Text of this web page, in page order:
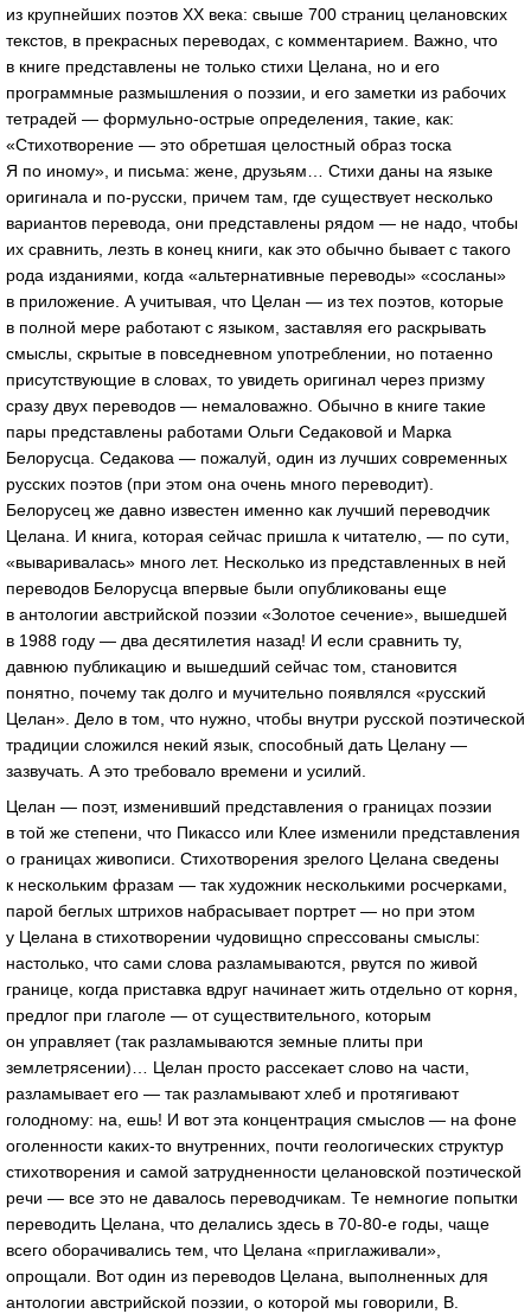
из крупнейших поэтов ХХ века: свыше 700 страниц целановских
текстов, в прекрасных переводах, с комментарием. Важно, что
в книге представлены не только стихи Целана, но и его
программные размышления о поэзии, и его заметки из рабочих
тетрадей — формульно-острые определения, такие, как:
«Стихотворение — это обретшая целостный образ тоска
Я по иному», и письма: жене, друзьям… Стихи даны на языке
оригинала и по-русски, причем там, где существует несколько
вариантов перевода, они представлены рядом — не надо, чтобы
их сравнить, лезть в конец книги, как это обычно бывает с такого
рода изданиями, когда «альтернативные переводы» «сосланы»
в приложение. А учитывая, что Целан — из тех поэтов, которые
в полной мере работают с языком, заставляя его раскрывать
смыслы, скрытые в повседневном употреблении, но потаенно
присутствующие в словах, то увидеть оригинал через призму
сразу двух переводов — немаловажно. Обычно в книге такие
пары представлены работами Ольги Седаковой и Марка
Белорусца. Седакова — пожалуй, один из лучших современных
русских поэтов (при этом она очень много переводит).
Белорусец же давно известен именно как лучший переводчик
Целана. И книга, которая сейчас пришла к читателю, — по сути,
«вываривалась» много лет. Несколько из представленных в ней
переводов Белорусца впервые были опубликованы еще
в антологии австрийской поэзии «Золотое сечение», вышедшей
в 1988 году — два десятилетия назад! И если сравнить ту,
давнюю публикацию и вышедший сейчас том, становится
понятно, почему так долго и мучительно появлялся «русский
Целан». Дело в том, что нужно, чтобы внутри русской поэтической
традиции сложился некий язык, способный дать Целану —
зазвучать. А это требовало времени и усилий.
Целан — поэт, изменивший представления о границах поэзии
в той же степени, что Пикассо или Клее изменили представления
о границах живописи. Стихотворения зрелого Целана сведены
к нескольким фразам — так художник несколькими росчерками,
парой беглых штрихов набрасывает портрет — но при этом
у Целана в стихотворении чудовищно спрессованы смыслы:
настолько, что сами слова разламываются, рвутся по живой
границе, когда приставка вдруг начинает жить отдельно от корня,
предлог при глаголе — от существительного, которым
он управляет (так разламываются земные плиты при
землетрясении)… Целан просто рассекает слово на части,
разламывает его — так разламывают хлеб и протягивают
голодному: на, ешь! И вот эта концентрация смыслов — на фоне
оголенности каких-то внутренних, почти геологических структур
стихотворения и самой затрудненности целановской поэтической
речи — все это не давалось переводчикам. Те немногие попытки
переводить Целана, что делались здесь в 70-80-е годы, чаще
всего оборачивались тем, что Целана «приглаживали»,
опрощали. Вот один из переводов Целана, выполненных для
антологии австрийской поэзии, о которой мы говорили, В.